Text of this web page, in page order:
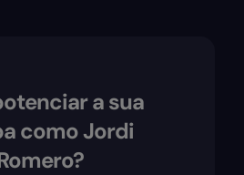
a sua
como Jordi